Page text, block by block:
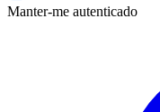
Manter-me autenticado